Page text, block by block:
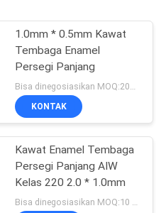
1.0mm * 0.5mm Kawat
Tembaga Enamel
Persegi Panjang
Bisa dinegosiasikan MOQ:20Kilogram/Kilogram
KONTAK
Kawat Enamel Tembaga
Persegi Panjang AIW
Kelas 220 2.0 * 1.0mm